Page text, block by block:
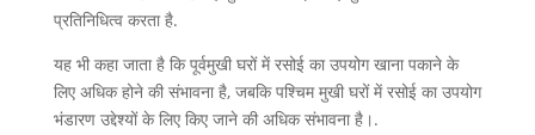
प्रतिनिधित्व करता है.
यह भी कहा जाता है कि पूर्वमुखी घरों में रसोई का उपयोग खाना पकाने के
लिए अधिक होने की संभावना है, जबकि पश्चिम मुखी घरों में रसोई का उपयोग
भंडारण उद्देश्यों के लिए किए जाने की अधिक संभावना है।.